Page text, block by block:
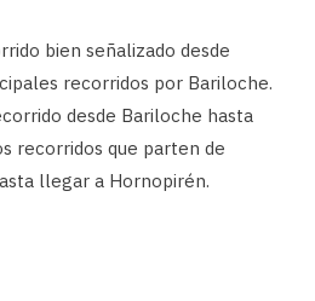
bien señalizado desde
recorridos por Bariloche.
desde Bariloche hasta
recorridos que parten de
llegar a Hornopirén.